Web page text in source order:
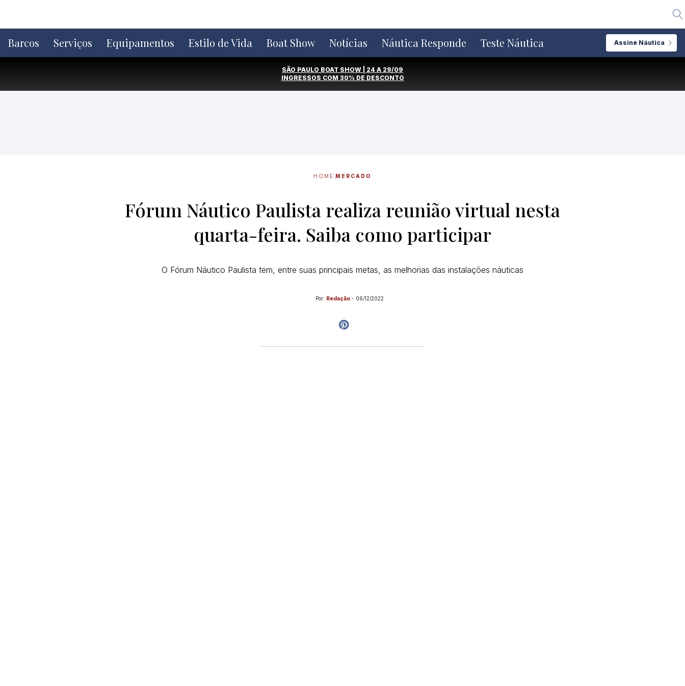
o
conteúdo
Barcos Serviços Equipamentos Estilo de Vida Boat Show Notícias Náutica Responde Teste Náutica Assine Náutica
SÃO PAULO BOAT SHOW | 24 A 29/09
INGRESSOS COM 30% DE DESCONTO
HOME MERCADO
Fórum Náutico Paulista realiza reunião virtual nesta
quarta-feira. Saiba como participar
O Fórum Náutico Paulista tem, entre suas principais metas, as melhorias das instalações náuticas
Por: Redação - 06/12/2022